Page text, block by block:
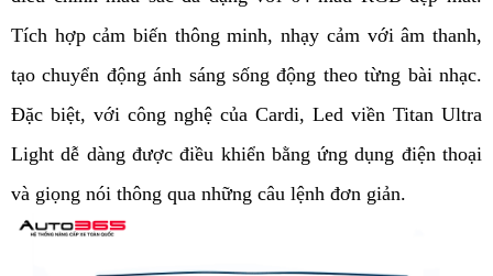
Tích hợp cảm biến thông minh, nhạy cảm với âm thanh,
tạo chuyển động ánh sáng sống động theo từng bài nhạc.
Đặc biệt, với công nghệ của Cardi, Led viền Titan Ultra
Light dễ dàng được điều khiển bằng ứng dụng điện thoại
và giọng nói thông qua những câu lệnh đơn giản.